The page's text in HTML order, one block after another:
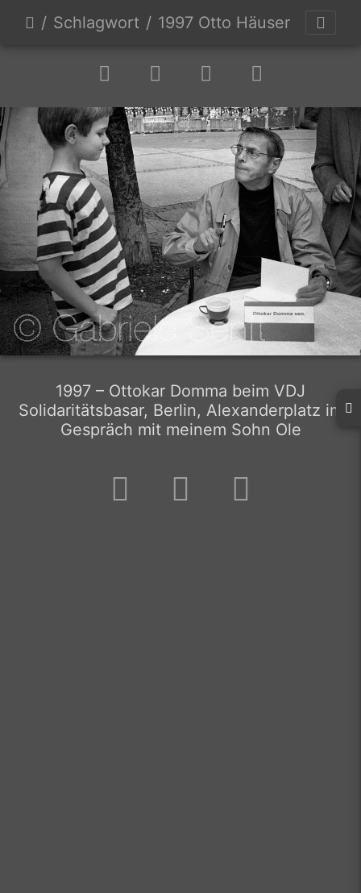
Schlagwort 1997 Otto Häuser
1997 – Ottokar Domma beim VDJ
Solidaritätsbasar, Berlin, Alexanderplatz im
Gespräch mit meinem Sohn Ole